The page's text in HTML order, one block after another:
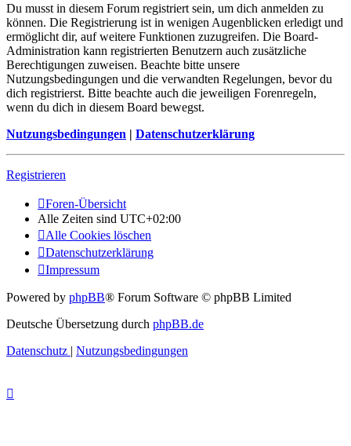
Du musst in diesem Forum registriert sein, um dich anmelden zu
können. Die Registrierung ist in wenigen Augenblicken erledigt und
ermöglicht dir, auf weitere Funktionen zuzugreifen. Die Board-
Administration kann registrierten Benutzern auch zusätzliche
Berechtigungen zuweisen. Beachte bitte unsere
Nutzungsbedingungen und die verwandten Regelungen, bevor du
dich registrierst. Bitte beachte auch die jeweiligen Forenregeln,
wenn du dich in diesem Board bewegst.
Nutzungsbedingungen | Datenschutzerklärung
Registrieren
Foren-Übersicht
Alle Zeiten sind UTC+02:00
Alle Cookies löschen
Datenschutzerklärung
Impressum
Powered by phpBB® Forum Software © phpBB Limited
Deutsche Übersetzung durch phpBB.de
Datenschutz | Nutzungsbedingungen